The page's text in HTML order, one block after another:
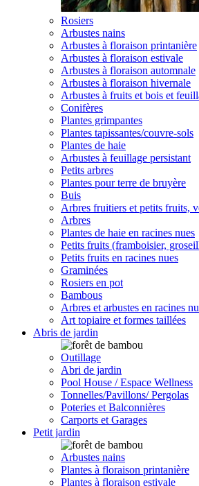
Rosiers
Arbustes nains
Arbustes à floraison printanière
Arbustes à floraison estivale
Arbustes à floraison automnale
Arbustes à floraison hivernale
Arbustes à fruits et bois et
Conifères
Plantes grimpantes
Plantes tapissantes/couvre-sols
Plantes de haie
Arbustes à feuillage persistant
Petits arbres
Plantes pour terre de bruyère
Buis
Arbres fruitiers et petits fruits,
Arbres
Plantes de haie en racines nues
Petits fruits (framboisier,
Petits fruits en racines nues
Graminées
Rosiers en pot
Bambous
Arbres et arbustes en racines
Art topiaire et formes taillées
Abris de jardin
Outillage
Abri de jardin
Pool House / Espace Wellness
Tonnelles/Pavillons/ Pergolas
Poteries et Balconnières
Carports et Garages
Petit jardin
Arbustes nains
Plantes à floraison printanière
Plantes à floraison estivale